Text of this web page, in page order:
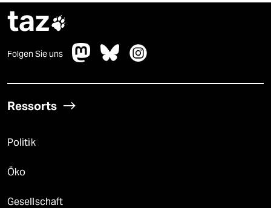
taz
Folgen Sie uns
Ressorts
Politik
Öko
Gesellschaft